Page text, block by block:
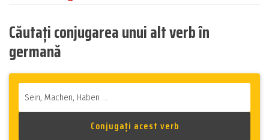
Căutați conjugarea unui alt verb în
germană